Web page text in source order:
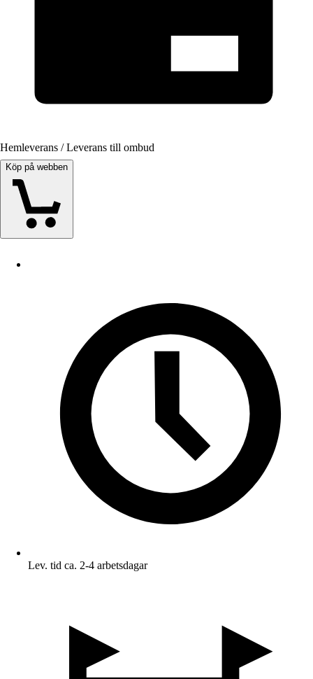
Hemleverans / Leverans till ombud
Köp på webben
Lev. tid ca. 2-4 arbetsdagar